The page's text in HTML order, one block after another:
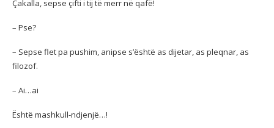
Çakalla, sepse çifti i tij të merr në qafë!
– Pse?
– Sepse flet pa pushim, anipse s’është as dijetar, as pleqnar, as
filozof.
– Ai…ai
Është mashkull-ndjenjë…!